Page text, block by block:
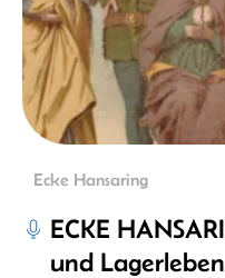
Ecke Hansaring
ECKE
und